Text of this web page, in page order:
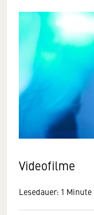
Videofilme
Lesedauer: 1 Minute